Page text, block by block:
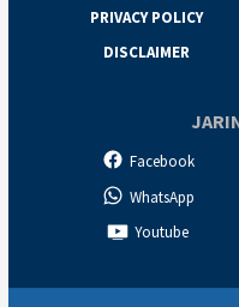
PRIVACY POLICY
DISCLAIMER
Facebook
WhatsApp
Youtube